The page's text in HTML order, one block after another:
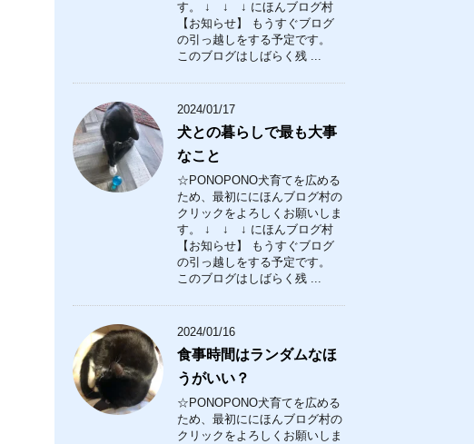
す。 ↓ ↓ ↓ にほんブログ村
【お知らせ】 もうすぐブログ
の引っ越しをする予定です。
このブログはしばらく残 ...
2024/01/17
犬との暮らしで最も大事
なこと
☆PONOPONO犬育てを広める
ため、最初ににほんブログ村の
クリックをよろしくお願いしま
す。 ↓ ↓ ↓ にほんブログ村
【お知らせ】 もうすぐブログ
の引っ越しをする予定です。
このブログはしばらく残 ...
2024/01/16
食事時間はランダムなほ
うがいい？
☆PONOPONO犬育てを広める
ため、最初ににほんブログ村の
クリックをよろしくお願いしま